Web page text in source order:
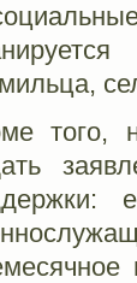
того,